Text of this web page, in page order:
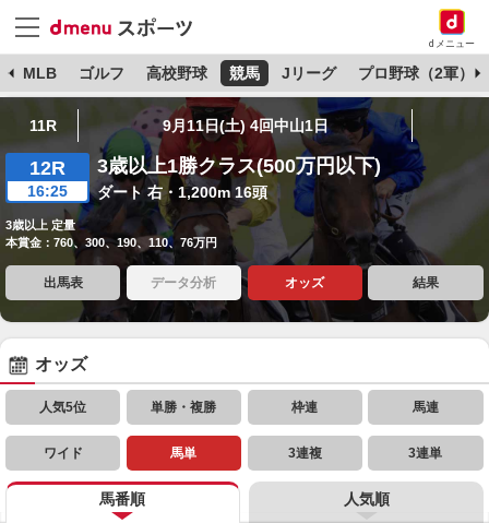
dメニュー
MLB ゴルフ 高校野球 競馬 Jリーグ プロ野球（2軍）
11R 9月11日(土) 4回中山1日
12R
16:25
3歳以上1勝クラス(500万円以下)
ダート 右・1,200m 16頭
3歳以上 定量
本賞金：760、300、190、110、76万円
出馬表 データ分析 オッズ 結果
オッズ
人気5位 単勝・複勝 枠連 馬連
ワイド 馬単 3連複 3連単
馬番順 人気順